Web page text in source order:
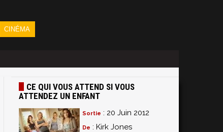
CINÉMA
CE QUI VOUS ATTEND SI VOUS
ATTENDEZ UN ENFANT
Sortie : 20 Juin 2012
De : Kirk Jones